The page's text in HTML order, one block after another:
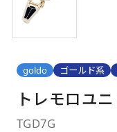
goldo ゴールド系
トレモロユ
TGD7G